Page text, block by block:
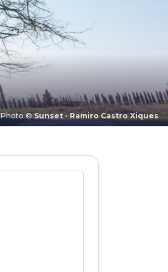
Photo ©Sunset - Ramiro Castro Xiques